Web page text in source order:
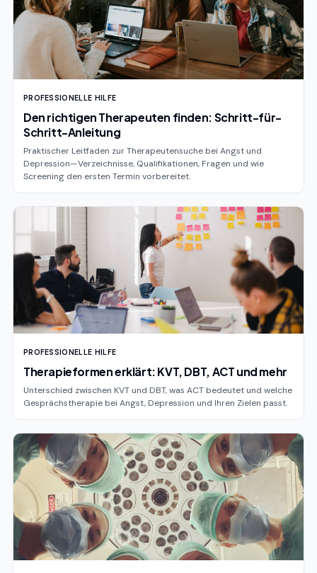
PROFESSIONELLE HILFE
Den richtigen Therapeuten finden: Schritt-für-
Schritt-Anleitung
Praktischer Leitfaden zur Therapeutensuche bei Angst und
Depression—Verzeichnisse, Qualifikationen, Fragen und wie
Screening den ersten Termin vorbereitet.
PROFESSIONELLE HILFE
Therapieformen erklärt: KVT, DBT, ACT und mehr
Unterschied zwischen KVT und DBT, was ACT bedeutet und welche
Gesprächstherapie bei Angst, Depression und Ihren Zielen passt.